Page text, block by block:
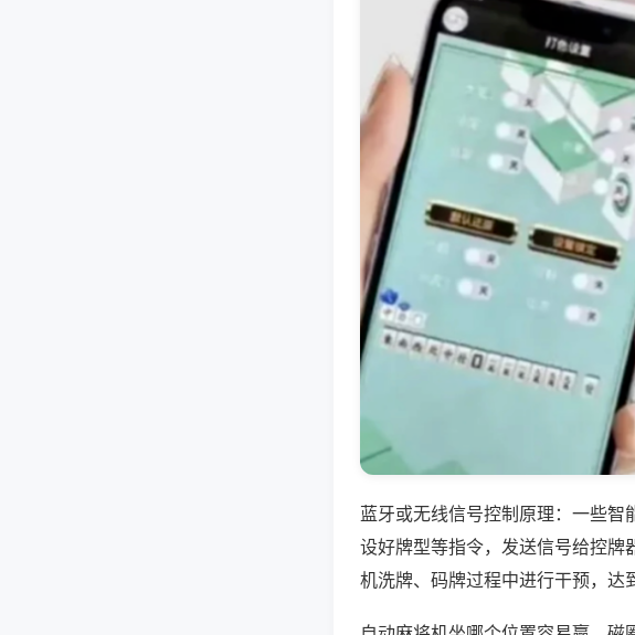
蓝牙或无线信号控制原理：一些
设好牌型等指令，发送信号给控牌
机洗牌、码牌过程中进行干预，达